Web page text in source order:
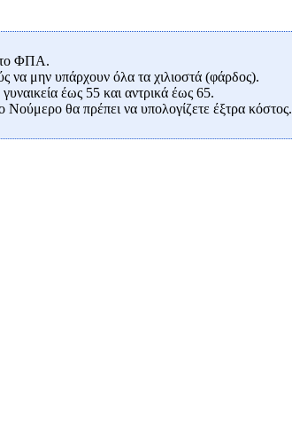
το ΦΠΑ.
να μην υπάρχουν όλα τα χιλιοστά (φάρδος).
έως 55 και αντρικά έως 65.
Νούμερο θα πρέπει να υπολογίζετε έξτρα κόστος.